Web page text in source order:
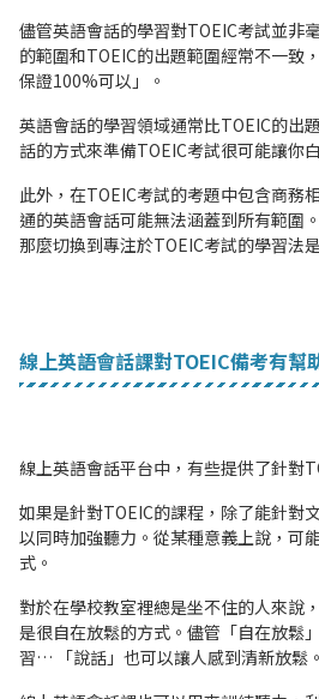
儘管英語會話的學習對TOEIC考試並非
的範圍和TOEIC的出題範圍經常不一致
保證100%可以」。
英語會話的學習領域通常比TOEIC的出
話的方式來準備TOEIC考試很可能讓你
此外，在TOEIC考試的考題中包含商務
通的英語會話可能無法涵蓋到所有範圍
那麼切換到專注於TOEIC考試的學習法
線上英語會話課對TOEIC備考有幫
線上英語會話平台中，有些提供了針對
如果是針對TOEIC的課程，除了能針對
以同時加強聽力。從某種意義上說，可
式。
對於在學校教室裡總是坐不住的人來說
是很自在放鬆的方式。儘管「自在放鬆
習… 「說話」也可以讓人感到清新放鬆。